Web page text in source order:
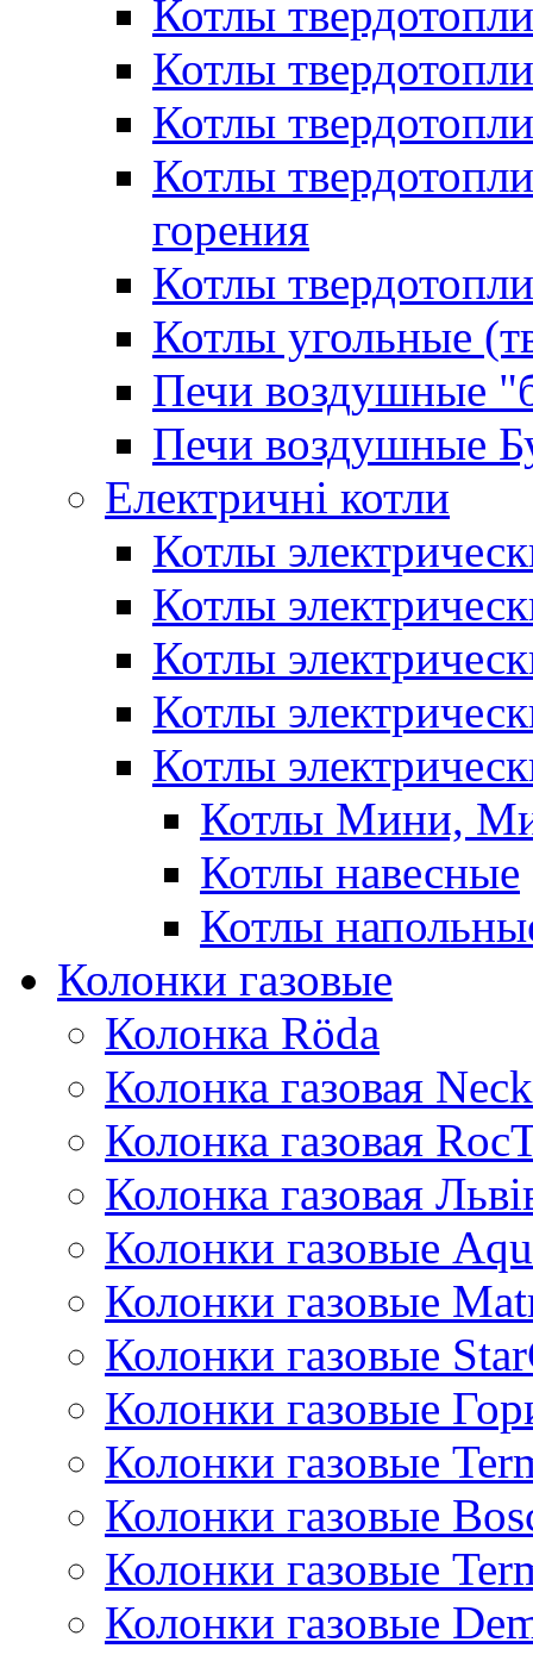
Котлы
Котлы
Котлы
Котлы
горения
Котлы
Котлы угольные
Печи воздушные
Печи воздушные
Електричні котли
Котлы
Котлы
Котлы
Котлы
Котлы
Котлы Мини,
Котлы навесные
Котлы
Колонки газовые
Колонка Rӧda
Колонка газовая
Колонка газовая
Колонка газовая
Колонки газовые
Колонки газовые
Колонки газовые
Колонки газовые
Колонки газовые
Колонки газовые
Колонки газовые
Колонки газовые